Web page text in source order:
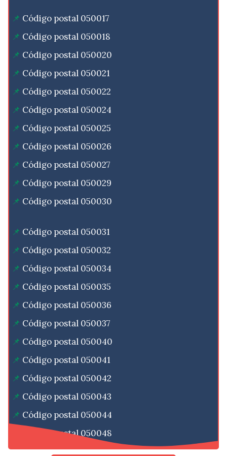
Código postal 050017
Código postal 050018
Código postal 050020
Código postal 050021
Código postal 050022
Código postal 050024
Código postal 050025
Código postal 050026
Código postal 050027
Código postal 050029
Código postal 050030
Código postal 050031
Código postal 050032
Código postal 050034
Código postal 050035
Código postal 050036
Código postal 050037
Código postal 050040
Código postal 050041
Código postal 050042
Código postal 050043
Código postal 050044
Código postal 050048